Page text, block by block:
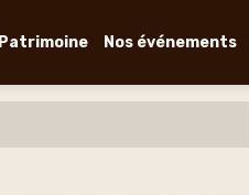
Patrimoine Nos événements